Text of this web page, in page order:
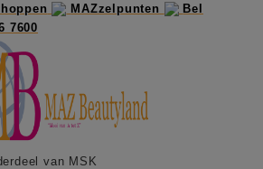
MAZzelpunten
Bel
7600
van MSK